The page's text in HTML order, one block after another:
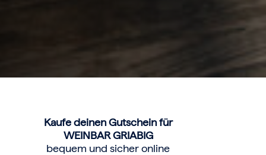
Kaufe deinen Gutschein für
WEINBAR GRIABIG
bequem und sicher online